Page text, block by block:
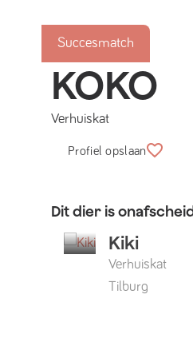
Succesmatch
KOKO
Verhuiskat
Profiel opslaan
Dit dier is
Kiki
Verhuiskat
Tilburg